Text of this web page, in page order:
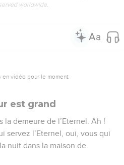
worldwide.
vidéo pour le moment.
est grand
la demeure de l’Eternel. Ah !
servez l’Eternel, oui, vous qui
nuit dans la maison de